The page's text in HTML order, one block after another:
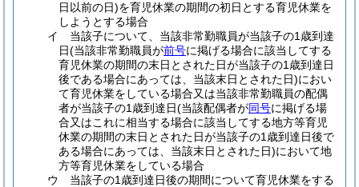
日以前の日)を育児休業の期間の初日とする育児休業を
しようとする場合
イ
当該子について、当該非常勤職員が当該子の1歳到達
日(当該非常勤職員が前号に掲げる場合に該当してする
育児休業の期間の末日とされた日が当該子の1歳到達日
後である場合にあっては、当該末日とされた日)におい
て育児休業をしている場合又は当該非常勤職員の配偶
者が当該子の1歳到達日(当該配偶者が同号に掲げる場
合又はこれに相当する場合に該当してする地方等育児
休業の期間の末日とされた日が当該子の1歳到達日後で
ある場合にあっては、当該末日とされた日)において地
方等育児休業をしている場合
ウ
当該子の1歳到達日後の期間について育児休業をする